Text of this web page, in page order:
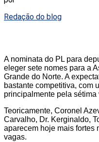
Redação do blog
A nominata do PL para
eleger sete nomes para a
Grande do Norte. A
bastante competitiva, com
principalmente pela sétima
Teoricamente, Coronel
Carvalho, Dr. Kerginaldo,
aparecem hoje mais fortes
vagas.